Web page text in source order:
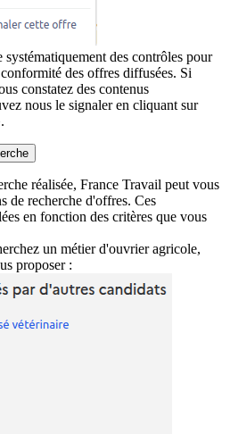
des contrôles pour
des offres diffusées. Si
constatez des contenus
nous le signaler en cliquant sur
réalisée, France Travail peut vous
de recherche d'offres. Ces
en fonction des critères que vous
un métier d'ouvrier agricole,
proposer :